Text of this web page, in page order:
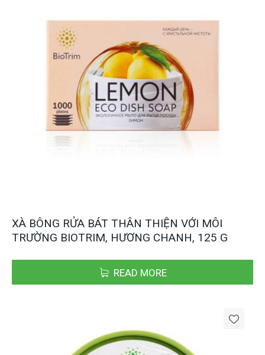
XÀ BÔNG RỬA BÁT THÂN THIỆN VỚI MÔI
TRƯỜNG BIOTRIM, HƯƠNG CHANH, 125 G
READ MORE